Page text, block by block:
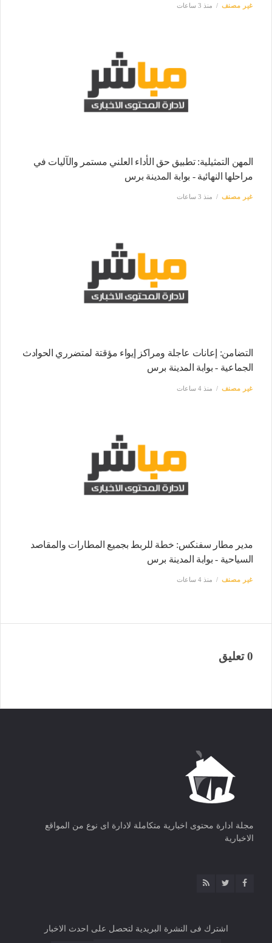
غير مصنف منذ 3 ساعات
المهن التمثيلية: تطبيق حق الأداء العلني مستمر والآليات في
مراحلها النهائية - بوابة المدينة برس
غير مصنف منذ 3 ساعات
التضامن: إعانات عاجلة ومراكز إيواء مؤقتة لمتضرري الحوادث
الجماعية - بوابة المدينة برس
غير مصنف منذ 4 ساعات
مدير مطار سفنكس: خطة للربط بجميع المطارات والمقاصد
السياحية - بوابة المدينة برس
غير مصنف منذ 4 ساعات
0 تعليق
مجلة ادارة محتوى اخبارية متكاملة لادارة اى نوع من المواقع
الاخبارية
اشترك فى النشرة البريدية لتحصل على احدث الاخبار